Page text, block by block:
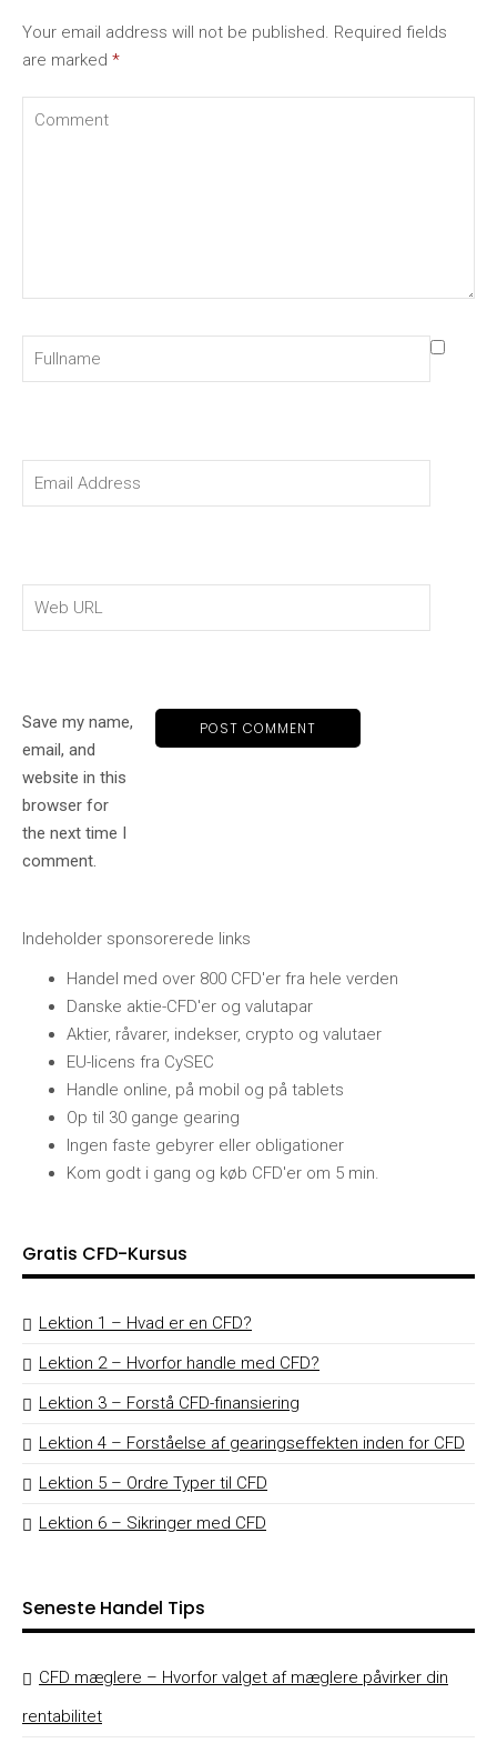
Your email address will not be published. Required fields
are marked *
Save my name,
email, and
website in this
browser for
the next time I
comment.
Indeholder sponsorerede links
Handel med over 800 CFD'er fra hele verden
Danske aktie-CFD'er og valutapar
Aktier, råvarer, indekser, crypto og valutaer
EU-licens fra CySEC
Handle online, på mobil og på tablets
Op til 30 gange gearing
Ingen faste gebyrer eller obligationer
Kom godt i gang og køb CFD'er om 5 min.
Gratis CFD-Kursus
Lektion 1 – Hvad er en CFD?
Lektion 2 – Hvorfor handle med CFD?
Lektion 3 – Forstå CFD-finansiering
Lektion 4 – Forståelse af gearingseffekten inden for CFD
Lektion 5 – Ordre Typer til CFD
Lektion 6 – Sikringer med CFD
Seneste Handel Tips
CFD mæglere – Hvorfor valget af mæglere påvirker din
rentabilitet